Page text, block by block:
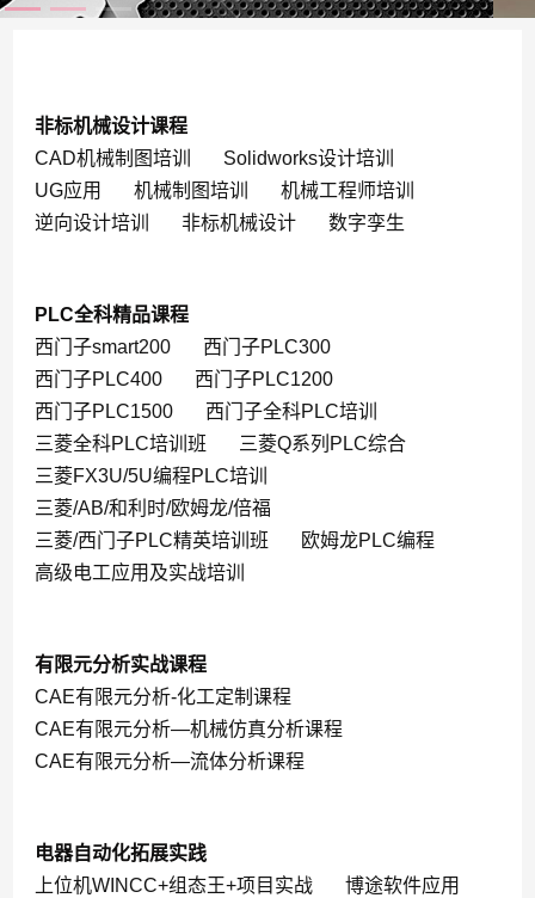
非标机械设计课程
CAD机械制图培训
Solidworks设计培训
UG应用
机械制图培训
机械工程师培训
逆向设计培训
非标机械设计 数字孪生
PLC全科精品课程
西门子smart200
西门子PLC300
西门子PLC400
西门子PLC1200
西门子PLC1500
西门子全科PLC培训
三菱全科PLC培训班
三菱Q系列PLC综合
三菱FX3U/5U编程PLC培训
三菱/AB/和利时/欧姆龙/倍福
三菱/西门子PLC精英培训班
欧姆龙PLC编程
高级电工应用及实战培训
有限元分析实战课程
CAE有限元分析-化工定制课程
CAE有限元分析—机械仿真分析课程
CAE有限元分析—流体分析课程
电器自动化拓展实践
上位机WINCC+组态王+项目实战
博途软件应用